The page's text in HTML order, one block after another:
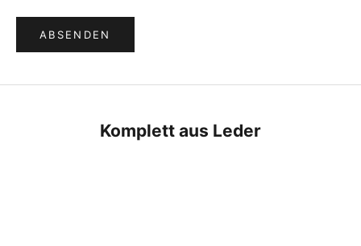
ABSENDEN
Komplett aus Leder